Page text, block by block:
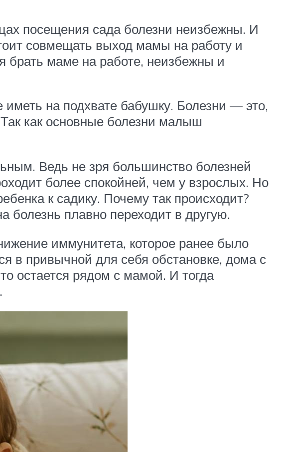
посещения сада болезни неизбежны. И
совмещать выход мамы на работу и
брать маме на работе, неизбежны и
иметь на подхвате бабушку. Болезни — это,
как основные болезни малыш
Ведь не зря большинство болезней
более спокойней, чем у взрослых. Но
к садику. Почему так происходит?
болезнь плавно переходит в другую.
иммунитета, которое ранее было
в привычной для себя обстановке, дома с
остается рядом с мамой. И тогда